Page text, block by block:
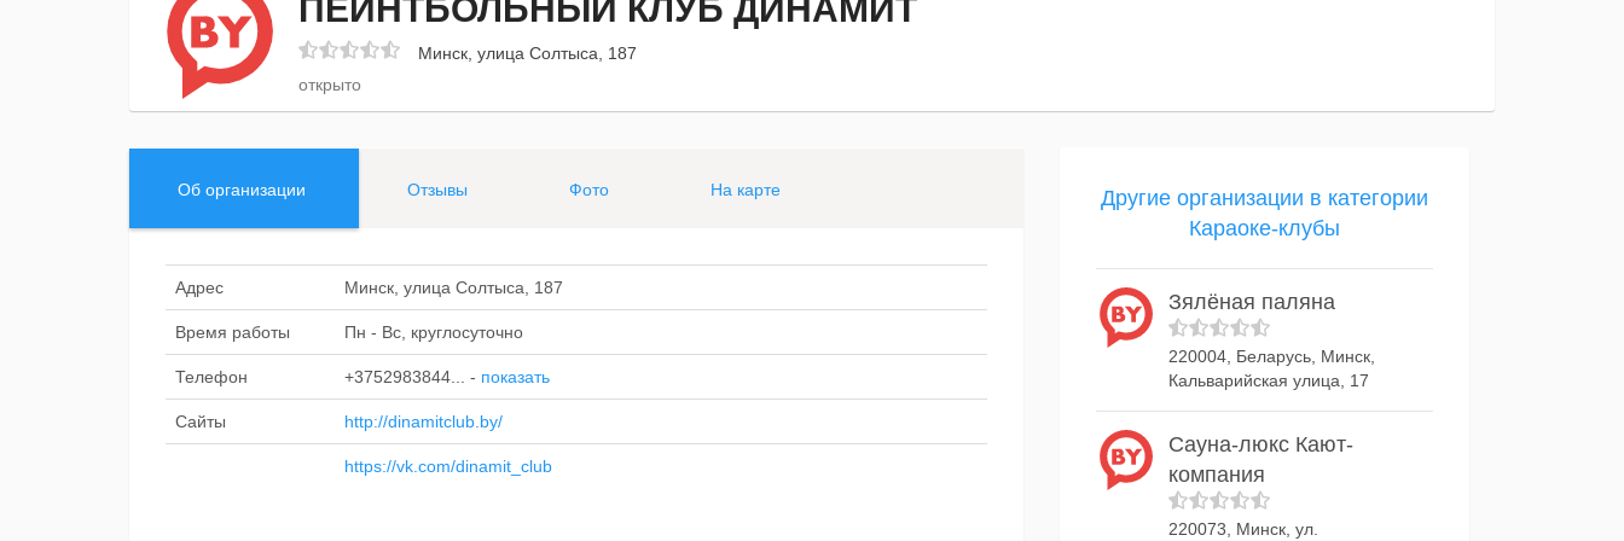
ПЕЙНТБОЛЬНЫЙ КЛУБ ДИНАМИТ
Минск, улица Солтыса, 187
открыто
Об организации Отзывы Фото На карте
Адрес Минск, улица Солтыса, 187
Время работы Пн - Вс, круглосуточно
Телефон +3752983844... - показать
Сайты http://dinamitclub.by/
https://vk.com/dinamit_club
Другие организации в категории
Караоке-клубы
Зялёная паляна
220004, Беларусь, Минск,
Кальварийская улица, 17
Сауна-люкс Кают-
компания
220073, Минск, ул.